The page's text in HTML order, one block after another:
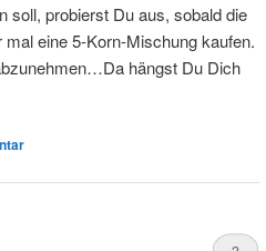
soll, probierst Du aus, sobald die
eine 5-Korn-Mischung kaufen.
hängst Du Dich